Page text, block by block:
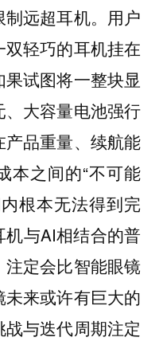
远超耳机。用户
轻巧的耳机挂在
试图将一整块显
大容量电池强行
品重量、续航能
本之间的“不可能
根本无法得到完
与AI相结合的普
定会比智能眼镜
来或许有巨大的
与迭代周期注定